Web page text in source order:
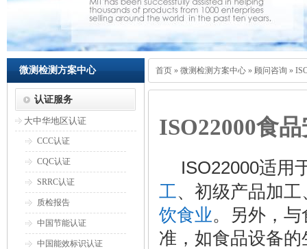
微测检测方案中心
认证服务
大中华地区认证
CCC认证
CQC认证
SRRC认证
质检报告
中国节能认证
中国能效标识认证
首页 » 微测检测方案中心 » 顾问咨询 »
ISO22000食品
ISO22000适用
工、初级产品加
饮食业。另外，
准，如食品设备